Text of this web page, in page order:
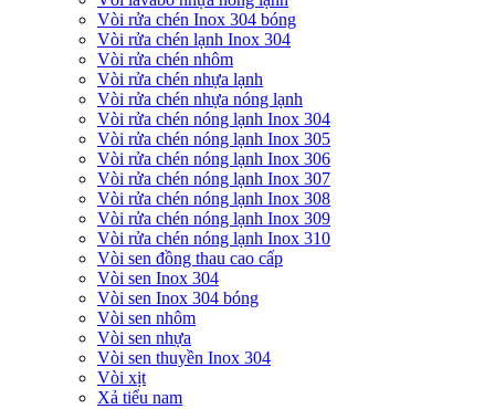
Vòi rửa chén Inox 304 bóng
Vòi rửa chén lạnh Inox 304
Vòi rửa chén nhôm
Vòi rửa chén nhựa lạnh
Vòi rửa chén nhựa nóng lạnh
Vòi rửa chén nóng lạnh Inox 304
Vòi rửa chén nóng lạnh Inox 305
Vòi rửa chén nóng lạnh Inox 306
Vòi rửa chén nóng lạnh Inox 307
Vòi rửa chén nóng lạnh Inox 308
Vòi rửa chén nóng lạnh Inox 309
Vòi rửa chén nóng lạnh Inox 310
Vòi sen đồng thau cao cấp
Vòi sen Inox 304
Vòi sen Inox 304 bóng
Vòi sen nhôm
Vòi sen nhựa
Vòi sen thuyền Inox 304
Vòi xịt
Xả tiểu nam